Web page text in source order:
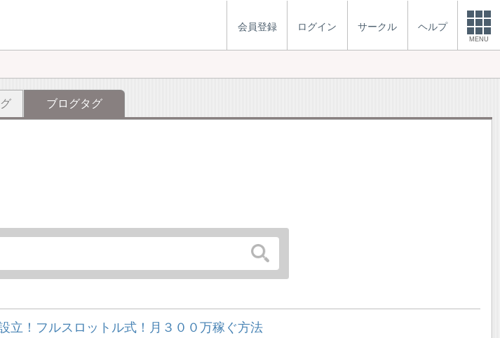
会員登録 ログイン サークル ヘルプ
MENU
ブログタグ
立！フルスロットル式！月３００万稼ぐ方法